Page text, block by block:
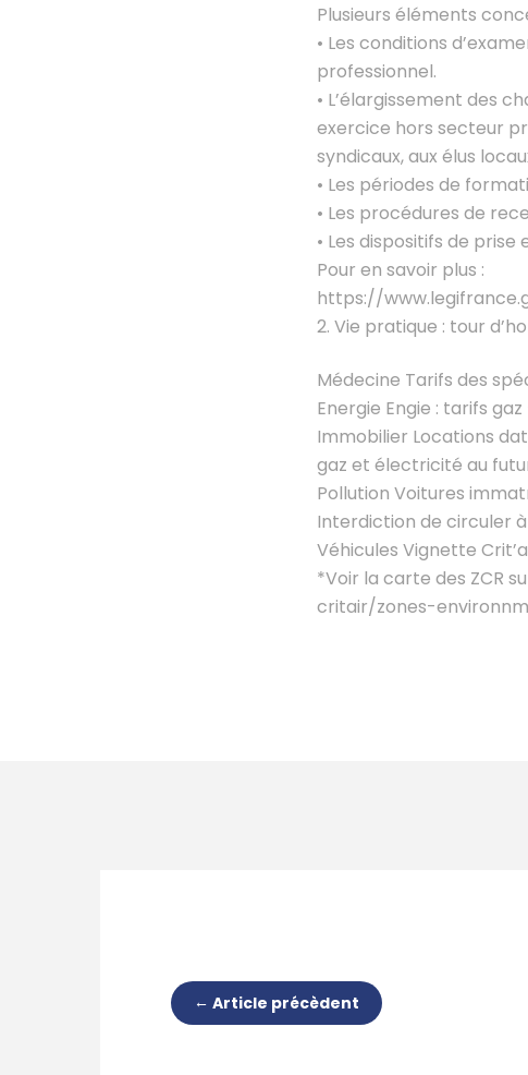
Plusieurs éléments
• Les conditions
professionnel.
• L’élargissement des
exercice hors secteur
syndicaux, aux élus
• Les périodes de
• Les procédures de
• Les dispositifs de
Pour en savoir plus :
https://
Vie pratique : tour
Médecine Tarifs des
Energie Engie : tarifs
Immobilier Locations
gaz et électricité au
Pollution Voitures
Interdiction de circuler
Véhicules Vignette
*Voir la carte des
critair/zones-
← Article précèdent